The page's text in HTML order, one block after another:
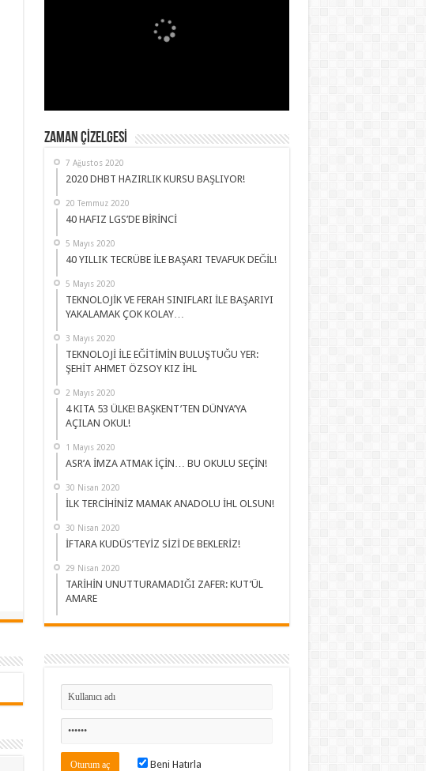
ZAMAN ÇİZELGESİ
7 Ağustos 2020
2020 DHBT HAZIRLIK KURSU BAŞLIYOR!
20 Temmuz 2020
40 HAFIZ LGS’DE BİRİNCİ
5 Mayıs 2020
40 YILLIK TECRÜBE İLE BAŞARI TEVAFUK DEĞİL!
5 Mayıs 2020
TEKNOLOJİK VE FERAH SINIFLARI İLE BAŞARIYI
YAKALAMAK ÇOK KOLAY…
3 Mayıs 2020
TEKNOLOJİ İLE EĞİTİMİN BULUŞTUĞU YER:
ŞEHİT AHMET ÖZSOY KIZ İHL
2 Mayıs 2020
4 KITA 53 ÜLKE! BAŞKENT’TEN DÜNYA’YA
AÇILAN OKUL!
1 Mayıs 2020
ASR’A İMZA ATMAK İÇİN… BU OKULU SEÇİN!
30 Nisan 2020
İLK TERCİHİNİZ MAMAK ANADOLU İHL OLSUN!
30 Nisan 2020
İFTARA KUDÜS’TEYİZ SİZİ DE BEKLERİZ!
29 Nisan 2020
TARİHİN UNUTTURAMADIĞI ZAFER: KUT’ÜL
AMARE
Beni Hatırla